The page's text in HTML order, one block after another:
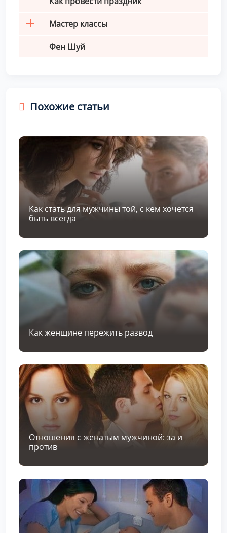
Мастер классы
Фен Шуй
Похожие статьи
Как стать для мужчины той, с кем хочется
быть всегда
Как женщине пережить развод
Отношения с женатым мужчиной: за и
против